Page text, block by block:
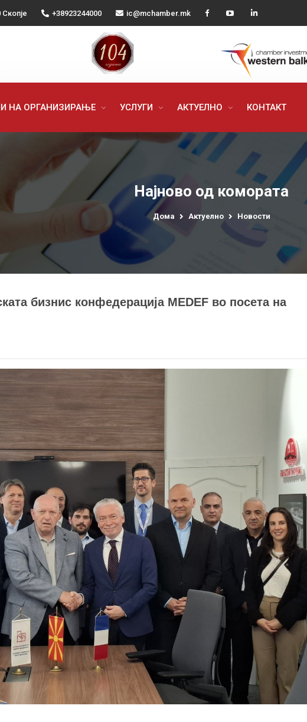
+38923244000 ic@mchamber.mk
НА ОРГАНИЗИРАЊЕ УСЛУГИ АКТУЕЛНО КОНТАКТ
Најново од комората
Дома Актуелно Новости
бизнис конфедерација MEDEF во посета на